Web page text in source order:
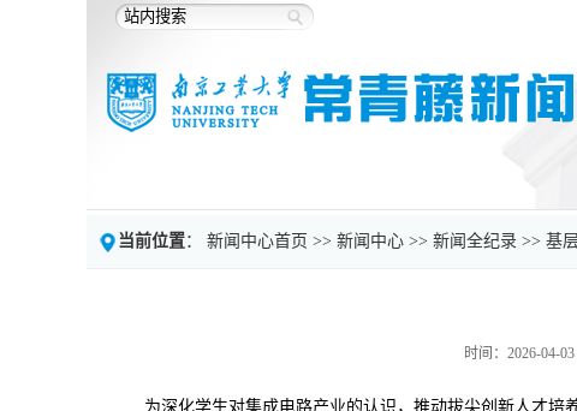
当前位置： 新闻中心首页 >> 新闻中心 >> 新闻全纪录 >> 基
时间：2026-04-03
为深化学生对集成电路产业的认识，推动拔尖创新人才培